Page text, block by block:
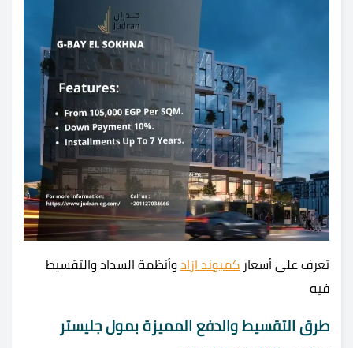
تعرف على أسعار كمبوند ازاد وأنظمة السداد والتقسيط
فيه
طرق التقسيط والدفع المميزة بمول جليستر